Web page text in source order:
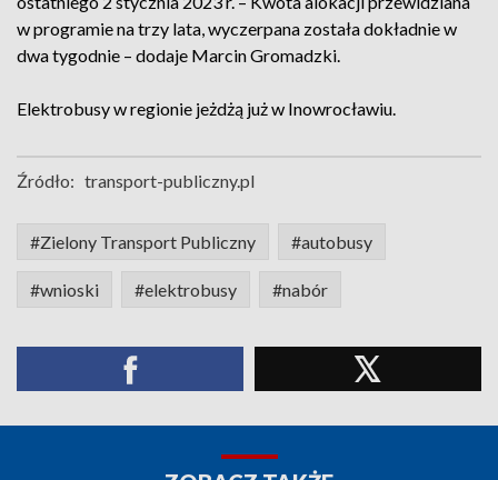
w programie na trzy lata, wyczerpana została dokładnie w
dwa tygodnie – dodaje Marcin Gromadzki.
Elektrobusy w regionie jeżdżą już w Inowrocławiu.
Źródło: transport-publiczny.pl
#Zielony Transport Publiczny #autobusy
#wnioski #elektrobusy #nabór